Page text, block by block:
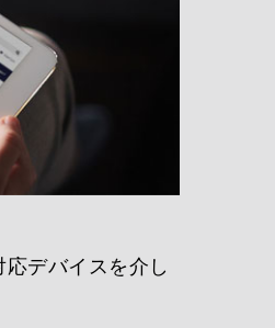
デバイスを介し